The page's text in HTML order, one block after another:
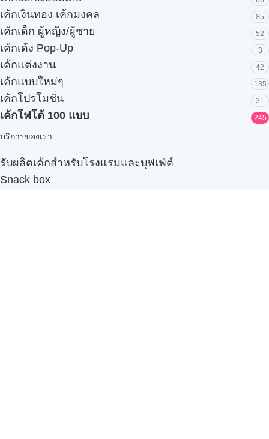
เค้กเงินทอง เค้กมงคล 85
เค้กเด็ก ผู้หญิง/ผู้ชาย 52
เค้กเด้ง Pop-Up 3
เค้กแต่งงาน 42
เค้กแบบใหม่ๆ 135
เค้กโปรโมชั่น 31
เค้กโฟโต้ 100 แบบ 245
บริการของเรา
รับผลิตเค้กสำหรับโรงแรมและบุฟเฟ่ต์
Snack box